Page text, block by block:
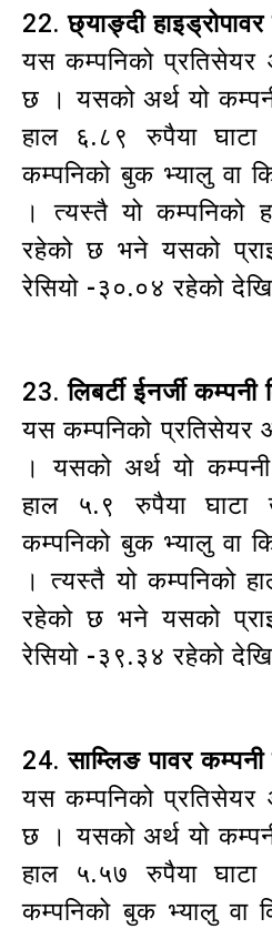
22.छ्याङ्दी
यस कम्पनिको प्रतिसेयर
छ । यसको अर्थ यो
हाल ६.८९ रुपैया
कम्पनिको बुक भ्यालु वा
। त्यस्तै यो कम्पनिको
रहेको छ भने यसको
रेसियो -३०.०४ रहेको
23.लिबर्टी ईनर्जी
यस कम्पनिको प्रतिसेयर
। यसको अर्थ यो
हाल ५.९ रुपैया
कम्पनिको बुक भ्यालु वा
। त्यस्तै यो कम्पनिको
रहेको छ भने यसको
रेसियो -३९.३४ रहेको
24.साम्लिङ पावर
यस कम्पनिको प्रतिसेयर
छ । यसको अर्थ यो
हाल ५.५७ रुपैया
कम्पनिको बुक भ्यालु वा